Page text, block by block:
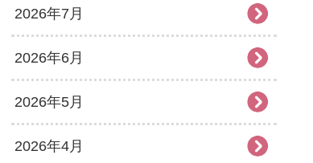
2026年7月
2026年6月
2026年5月
2026年4月